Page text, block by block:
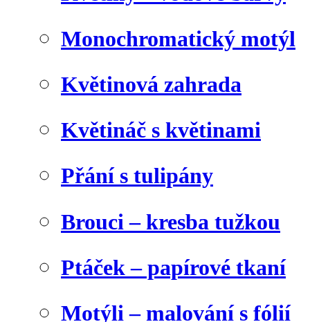
Monochromatický motýl
Květinová zahrada
Květináč s květinami
Přání s tulipány
Brouci – kresba tužkou
Ptáček – papírové tkaní
Motýli – malování s fólií